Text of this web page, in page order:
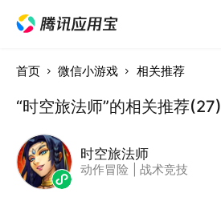
首页 微信小游戏 相关推荐
“时空旅法师”的相关推荐(27)
时空旅法师
动作冒险 战术竞技